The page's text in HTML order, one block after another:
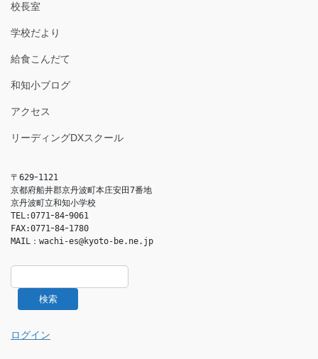
校長室
学校だより
給食こんだて
和知小ブログ
アクセス
リーディングDXスクール
〒629ｰ1121
京都府船井郡京丹波町本庄安田7番地
京丹波町立和知小学校
TEL:0771ｰ84ｰ9061
FAX:0771ｰ84ｰ1780
MAIL： wachi-es@kyoto-be.ne.jp
検索
ログイン